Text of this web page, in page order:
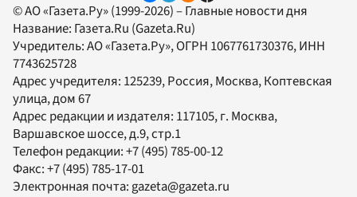
© АО «Газета.Ру» (1999-2026) – Главные новости дня
Название: Газета.Ru (Gazeta.Ru)
Учредитель:АО «Газета.Ру», ОГРН 1067761730376, ИНН
7743625728
Адрес учредителя: 125239, Россия, Москва, Коптевская
улица, дом 67
Адрес редакции и издателя: 117105, г. Москва,
Варшавское шоссе, д.9, стр.1
Телефон редакции:+7 (495) 785-00-12
Факс:+7 (495) 785-17-01
Электронная почта:gazeta@gazeta.ru